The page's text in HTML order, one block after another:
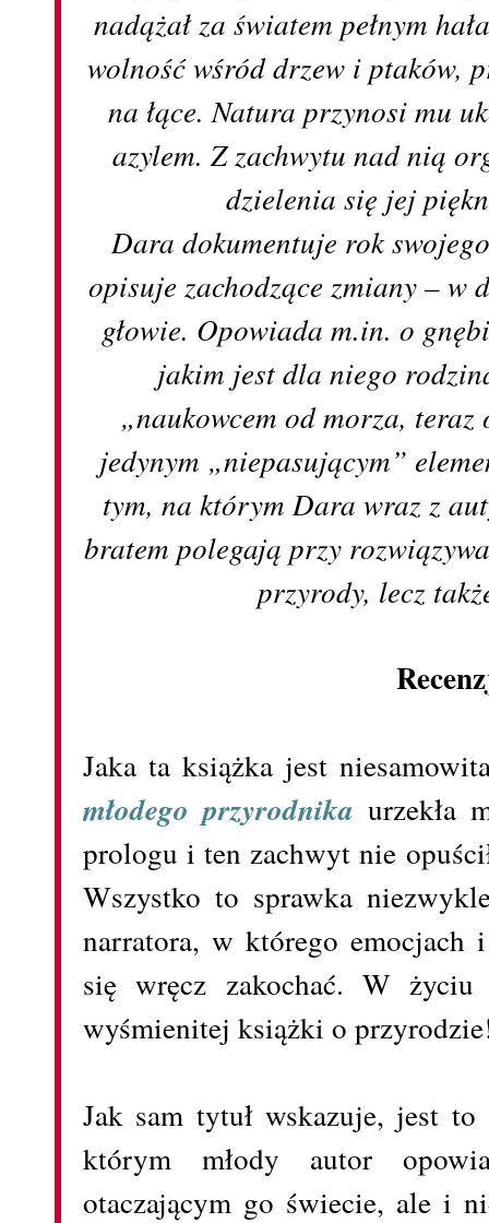
nadążał za światem pełnym
wolność wśród drzew i ptaków,
na łące. Natura przynosi mu
azylem. Z zachwytu nad nią
dzielenia się jej
Dara dokumentuje rok
opisuje zachodzące zmiany – w
głowie. Opowiada m.in. o
jakim jest dla niego
„naukowcem od morza,
jedynym „niepasującym”
tym, na którym Dara wraz z
bratem polegają przy
przyrody, lecz
Jaka ta książka jest
młodego przyrodnika urzekła
prologu i ten zachwyt nie
Wszystko to sprawka
narratora, w którego emocjach
się wręcz zakochać. W
wyśmienitej książki o
Jak sam tytuł wskazuje, jest
którym młody autor
otaczającym go świecie, ale i